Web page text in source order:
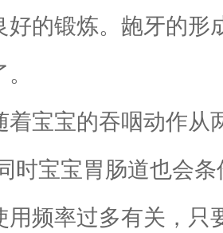
的锻炼。龅牙的形
宝的吞咽动作从
宝宝胃肠道也会
频率过多有关，只